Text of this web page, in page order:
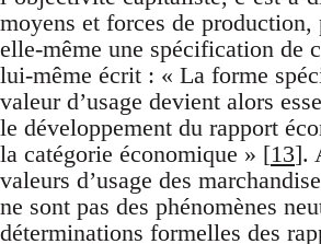
moyens et forces de production,
elle-même une spécification de
lui-même écrit : « La forme
valeur d’usage devient alors
le développement du rapport
la catégorie économique » [13].
valeurs d’usage des
ne sont pas des phénomènes
déterminations formelles des